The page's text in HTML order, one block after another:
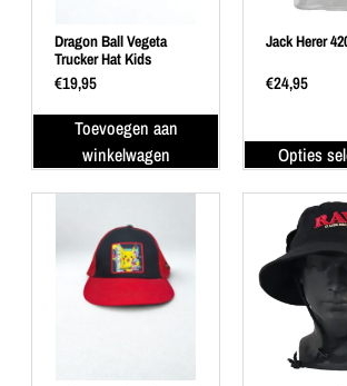
Dragon Ball Vegeta
Trucker Hat Kids
€19,95
Toevoegen aan
winkelwagen
Jack Herer
€24,95
Opties